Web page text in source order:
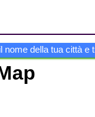
nome della tua città